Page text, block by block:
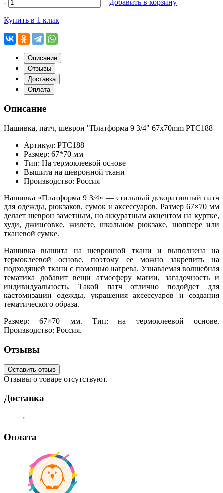
- + Добавить в корзину
Купить в 1 клик
Описание
Отзывы
Доставка
Оплата
Описание
Нашивка, патч, шеврон "Платформа 9 3/4" 67x70mm PTC188
Артикул: PTC188
Размер: 67*70 мм
Тип: На термоклеевой основе
Вышита на шевронной ткани
Производство: Россия
Нашивка «Платформа 9 3/4» — стильный декоративный патч
для одежды, рюкзаков, сумок и аксессуаров. Размер 67×70 мм
делает шеврон заметным, но аккуратным акцентом на куртке,
худи, джинсовке, жилете, школьном рюкзаке, шоппере или
тканевой сумке.
Нашивка вышита на шевронной ткани и выполнена на
термоклеевой основе, поэтому ее можно закрепить на
подходящей ткани с помощью нагрева. Узнаваемая волшебная
тематика добавит вещи атмосферу магии, загадочность и
индивидуальность. Такой патч отлично подойдет для
кастомизации одежды, украшения аксессуаров и создания
тематического образа.
Размер: 67×70 мм. Тип: на термоклеевой основе.
Производство: Россия.
Отзывы
Оставить отзыв
Отзывы о товаре отсутствуют.
Доставка
Оплата